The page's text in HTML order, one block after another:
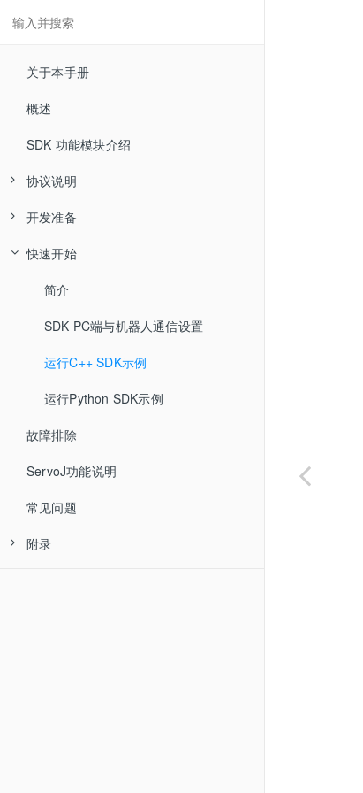
关于本手册
概述
SDK 功能模块介绍
协议说明
JSON-RPC 协议说明
RTDE 协议说明
脚本协议说明
开发准备
简介
运行环境要求
下载与安装
版本管理
快速开始
简介
SDK PC端与机器人通信设置
运行C++ SDK示例
运行Python SDK示例
故障排除
ServoJ功能说明
常见问题
附录